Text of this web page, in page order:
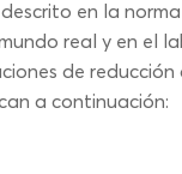
en la
real y en el
de
a continuación: